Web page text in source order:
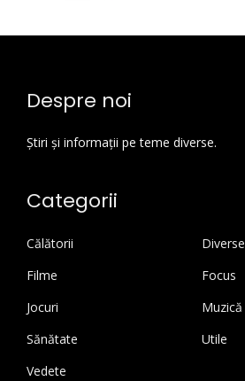
Despre noi
Știri și informații pe teme diverse.
Categorii
Călătorii
Diverse
Filme
Focus
Jocuri
Muzică
Sănătate
Utile
Vedete